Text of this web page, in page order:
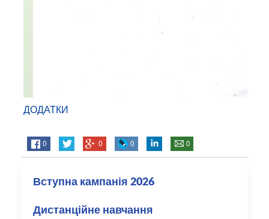
ДОДАТКИ
0 0 0 0
Вступна кампанія 2026
Дистанційне навчання